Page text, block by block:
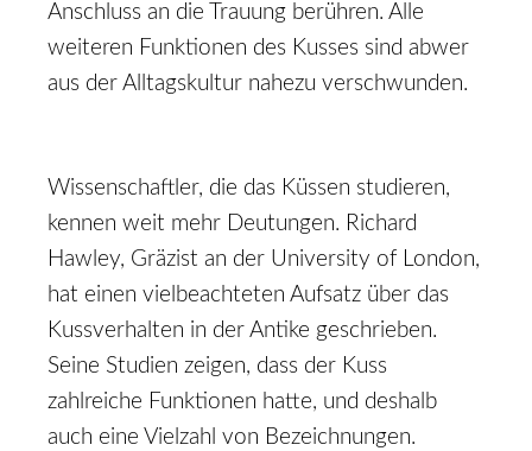
Anschluss an die Trauung berühren. Alle
weiteren Funktionen des Kusses sind abwer
aus der Alltagskultur nahezu verschwunden.
Wissenschaftler, die das Küssen studieren,
kennen weit mehr Deutungen. Richard
Hawley, Gräzist an der University of London,
hat einen vielbeachteten Aufsatz über das
Kussverhalten in der Antike geschrieben.
Seine Studien zeigen, dass der Kuss
zahlreiche Funktionen hatte, und deshalb
auch eine Vielzahl von Bezeichnungen.